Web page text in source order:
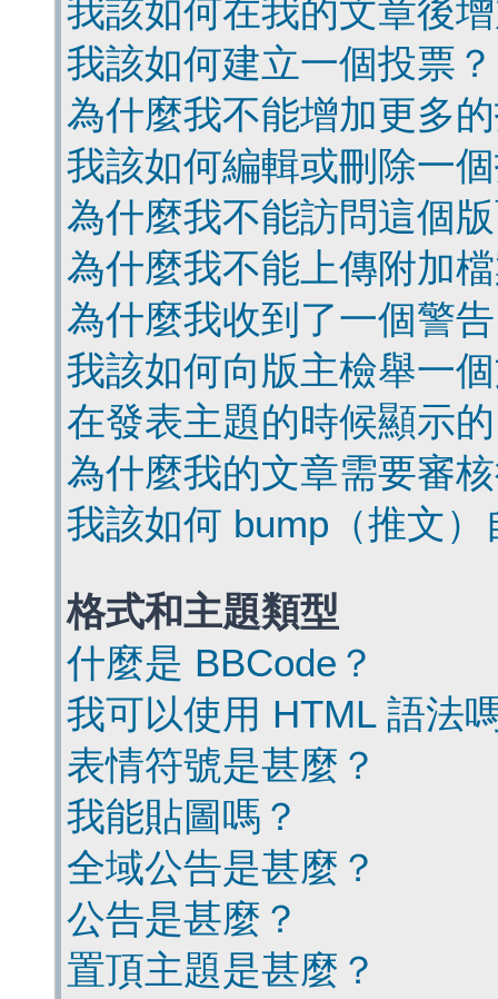
我該如何在我的文章後
我該如何建立一個投票？
為什麼我不能增加更多
我該如何編輯或刪除一
為什麼我不能訪問這個
為什麼我不能上傳附加
為什麼我收到了一個警
我該如何向版主檢舉一
在發表主題的時候顯示
為什麼我的文章需要審
我該如何 bump（推文
格式和主題類型
什麼是 BBCode？
我可以使用 HTML 語法
表情符號是甚麼？
我能貼圖嗎？
全域公告是甚麼？
公告是甚麼？
置頂主題是甚麼？